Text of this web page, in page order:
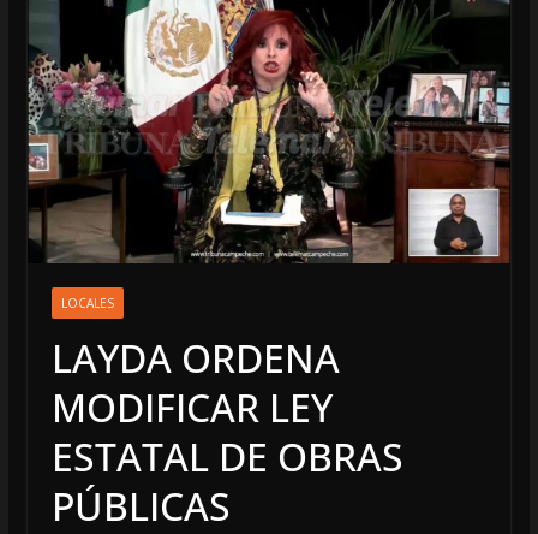
LOCALES
LAYDA ORDENA
MODIFICAR LEY
ESTATAL DE OBRAS
PÚBLICAS